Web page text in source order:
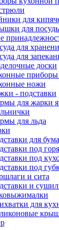
для
для
для
для
доски
ножи
- подставки
для жарки
для льда
для
под
под
под
и сита
и
для